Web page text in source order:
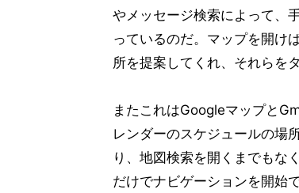
やメッセージ検索によって、
っているのだ。マップを開け
所を提案してくれ、それらを
またこれはGoogleマップと
レンダーのスケジュールの場
り、地図検索を開くまでもな
だけでナビゲーションを開始